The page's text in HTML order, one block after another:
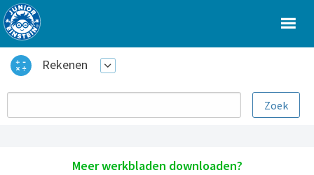
Rekenen
Meer werkbladen downloaden?